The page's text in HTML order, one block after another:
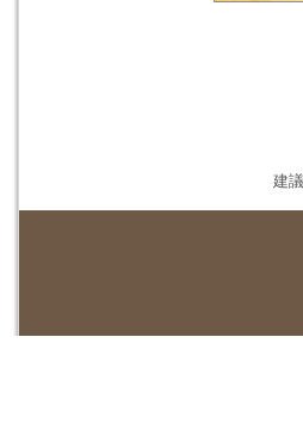
建